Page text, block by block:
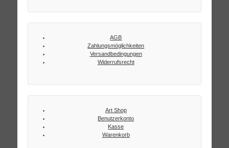
AGB
Zahlungsmöglichkeiten
Versandbedingungen
Widerrufsrecht
Art Shop
Benutzerkonto
Kasse
Warenkorb